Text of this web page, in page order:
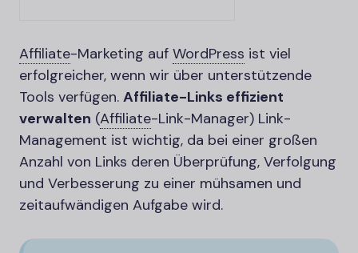
Affiliate-Marketing auf WordPress ist viel
erfolgreicher, wenn wir über unterstützende
Tools verfügen. Affiliate-Links effizient
verwalten (Affiliate-Link-Manager) Link-
Management ist wichtig, da bei einer großen
Anzahl von Links deren Überprüfung, Verfolgung
und Verbesserung zu einer mühsamen und
zeitaufwändigen Aufgabe wird.